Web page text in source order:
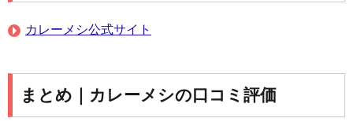
カレーメシ公式サイト
まとめ｜カレーメシの口コミ評価